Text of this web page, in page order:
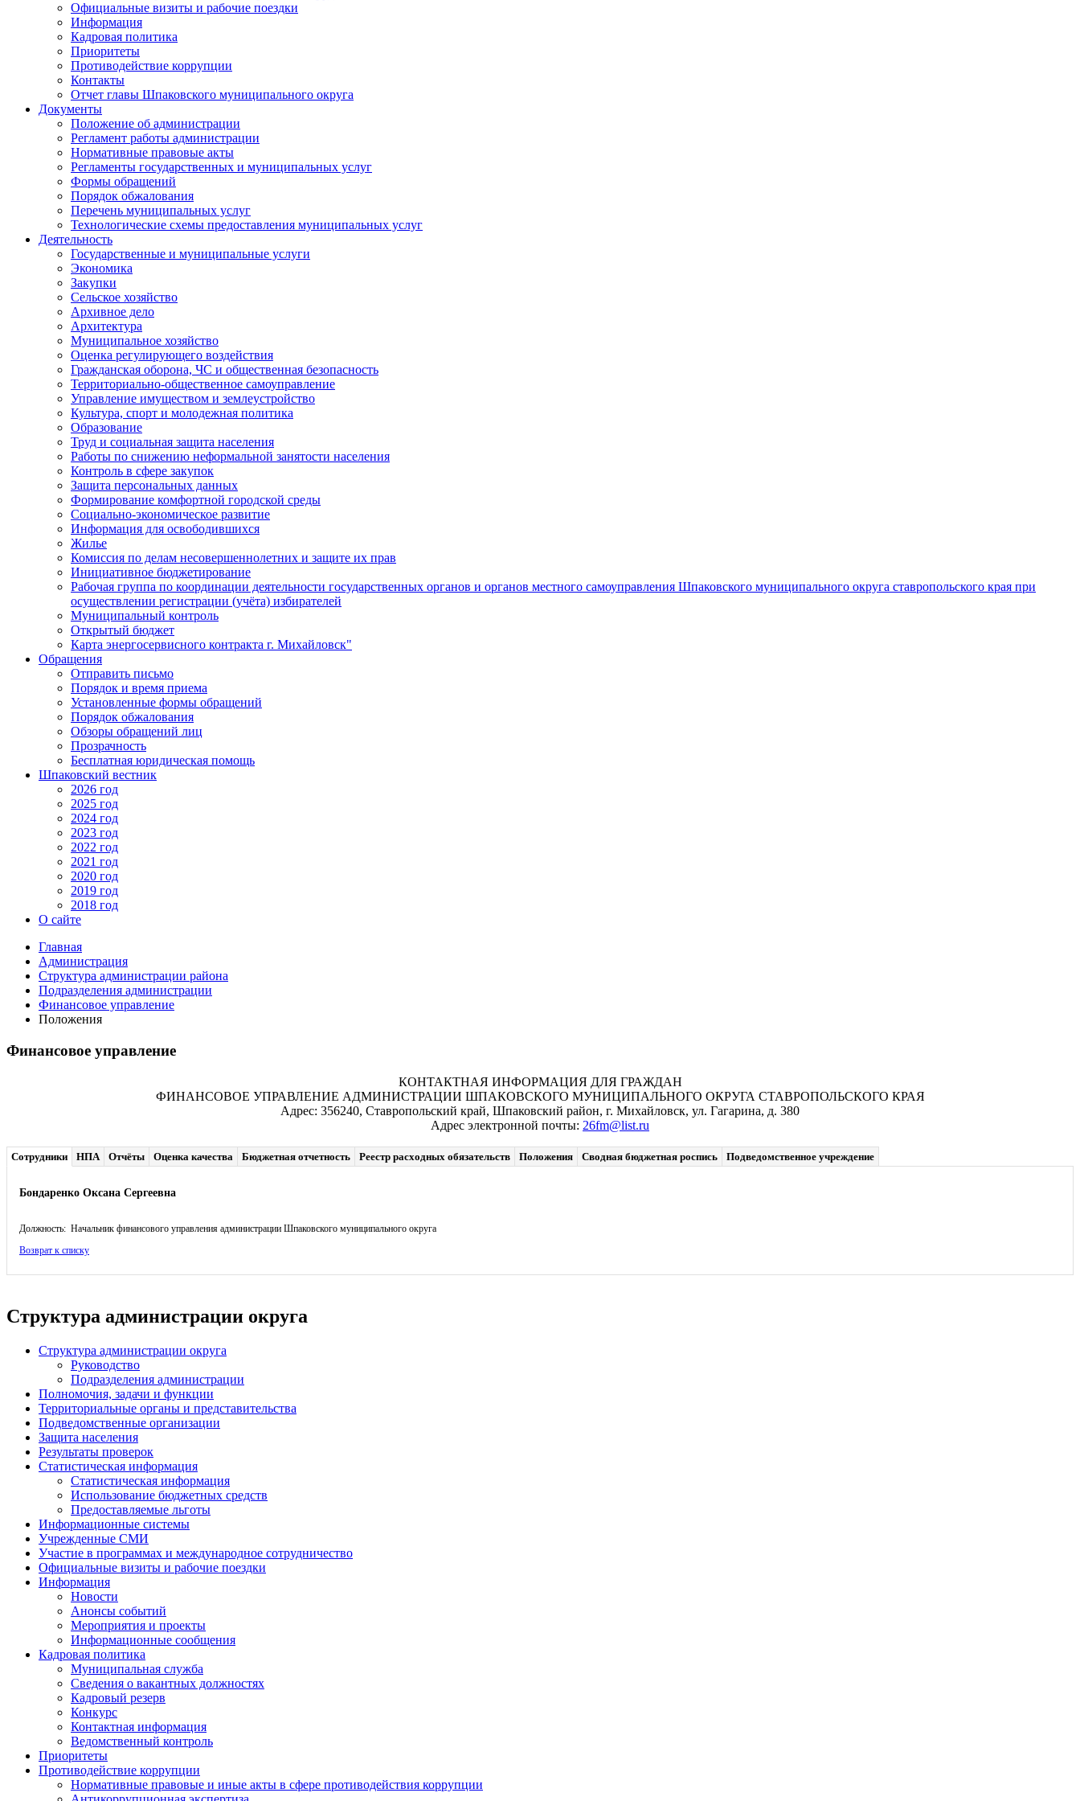
Официальные визиты и рабочие поездки
Информация
Кадровая политика
Приоритеты
Противодействие коррупции
Контакты
Отчет главы Шпаковского муниципального округа
Документы
Положение об администрации
Регламент работы администрации
Нормативные правовые акты
Регламенты государственных и муниципальных услуг
Формы обращений
Порядок обжалования
Перечень муниципальных услуг
Технологические схемы предоставления муниципальных услуг
Деятельность
Государственные и муниципальные услуги
Экономика
Закупки
Сельское хозяйство
Архивное дело
Архитектура
Муниципальное хозяйство
Оценка регулирующего воздействия
Гражданская оборона, ЧС и общественная безопасность
Территориально-общественное самоуправление
Управление имуществом и землеустройство
Культура, спорт и молодежная политика
Образование
Труд и социальная защита населения
Работы по снижению неформальной занятости населения
Контроль в сфере закупок
Защита персональных данных
Формирование комфортной городской среды
Социально-экономическое развитие
Информация для освободившихся
Жилье
Комиссия по делам несовершеннолетних и защите их прав
Инициативное бюджетирование
Рабочая группа по координации деятельности государственных органов и органов местного самоуправления Шпаковского муниципального округа ставропольского края при
осуществлении регистрации (учёта) избирателей
Муниципальный контроль
Открытый бюджет
Карта энергосервисного контракта г. Михайловск"
Обращения
Отправить письмо
Порядок и время приема
Установленные формы обращений
Порядок обжалования
Обзоры обращений лиц
Прозрачность
Бесплатная юридическая помощь
Шпаковский вестник
2026 год
2025 год
2024 год
2023 год
2022 год
2021 год
2020 год
2019 год
2018 год
О сайте
Главная
Администрация
Структура администрации района
Подразделения администрации
Финансовое управление
Положения
Финансовое управление
КОНТАКТНАЯ ИНФОРМАЦИЯ ДЛЯ ГРАЖДАН
ФИНАНСОВОЕ УПРАВЛЕНИЕ АДМИНИСТРАЦИИ ШПАКОВСКОГО МУНИЦИПАЛЬНОГО ОКРУГА СТАВРОПОЛЬСКОГО КРАЯ
Адрес: 356240, Ставропольский край, Шпаковский район, г. Михайловск, ул. Гагарина, д. 380
Адрес электронной почты: 26fm@list.ru
Сотрудники НПА Отчёты Оценка качества Бюджетная отчетность Реестр расходных обязательств Положения Сводная бюджетная роспись Подведомственное учреждение
Бондаренко Оксана Сергеевна
Должность: Начальник финансового управления администрации Шпаковского муниципального округа
Возврат к списку
Структура администрации округа
Структура администрации округа
Руководство
Подразделения администрации
Полномочия, задачи и функции
Территориальные органы и представительства
Подведомственные организации
Защита населения
Результаты проверок
Статистическая информация
Статистическая информация
Использование бюджетных средств
Предоставляемые льготы
Информационные системы
Учрежденные СМИ
Участие в программах и международное сотрудничество
Официальные визиты и рабочие поездки
Информация
Новости
Анонсы событий
Мероприятия и проекты
Информационные сообщения
Кадровая политика
Муниципальная служба
Сведения о вакантных должностях
Кадровый резерв
Конкурс
Контактная информация
Ведомственный контроль
Приоритеты
Противодействие коррупции
Нормативные правовые и иные акты в сфере противодействия коррупции